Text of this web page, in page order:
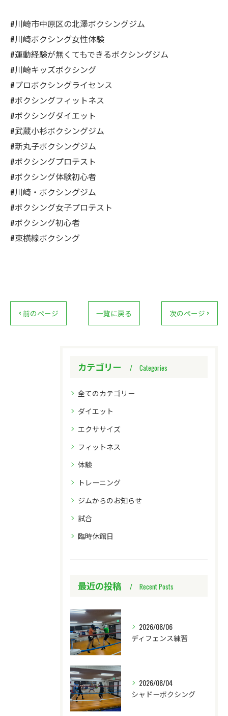
#川崎市中原区の北澤ボクシングジム
#川崎ボクシング女性体験
#運動経験が無くてもできるボクシングジム
#川崎キッズボクシング
#プロボクシングライセンス
#ボクシングフィットネス
#ボクシングダイエット
#武蔵小杉ボクシングジム
#新丸子ボクシングジム
#ボクシングプロテスト
#ボクシング体験初心者
#川崎・ボクシングジム
#ボクシング女子プロテスト
#ボクシング初心者
#東横線ボクシング
< 前のページ 一覧に戻る 次のページ >
カテゴリー Categories
全てのカテゴリー
ダイエット
エクササイズ
フィットネス
体験
トレーニング
ジムからのお知らせ
試合
臨時休館日
最近の投稿 Recent Posts
2026/08/06
ディフェンス練習
2026/08/04
シャドーボクシング